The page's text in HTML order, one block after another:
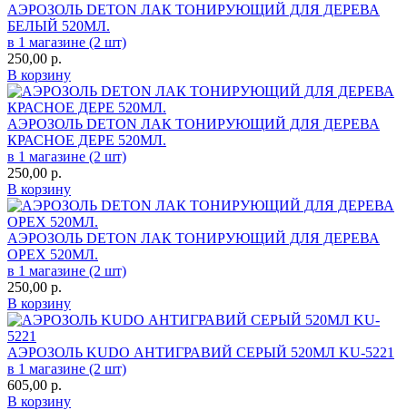
АЭРОЗОЛЬ DETON ЛАК ТОНИРУЮЩИЙ ДЛЯ ДЕРЕВА
БЕЛЫЙ 520МЛ.
в 1 магазине (2 шт)
250,00 р.
В корзину
АЭРОЗОЛЬ DETON ЛАК ТОНИРУЮЩИЙ ДЛЯ ДЕРЕВА
КРАСНОЕ ДЕРЕ 520МЛ.
в 1 магазине (2 шт)
250,00 р.
В корзину
АЭРОЗОЛЬ DETON ЛАК ТОНИРУЮЩИЙ ДЛЯ ДЕРЕВА
ОРЕХ 520МЛ.
в 1 магазине (2 шт)
250,00 р.
В корзину
АЭРОЗОЛЬ KUDO АНТИГРАВИЙ СЕРЫЙ 520МЛ KU-5221
в 1 магазине (2 шт)
605,00 р.
В корзину